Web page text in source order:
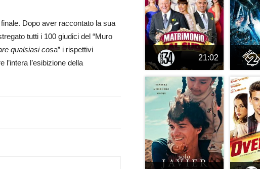
Dopo aver raccontato la sua
tutti i 100 giudici del “Muro
qualsiasi cosa” i rispettivi
l’esibizione della
21:02